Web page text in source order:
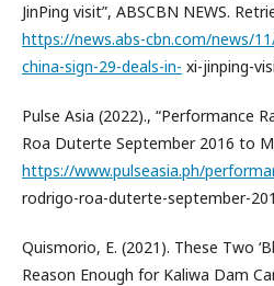
JinPing visit”, ABSCBN NEWS.
https://news.abs-cbn.com/news/
china-sign-29-deals-in- xi-jinping-
Pulse Asia (2022)., “Performance
Roa Duterte September 2016 to
https://www.pulseasia.ph/
rodrigo-roa-duterte-september-
Quismorio, E. (2021). These Two
Reason Enough for Kaliwa Dam